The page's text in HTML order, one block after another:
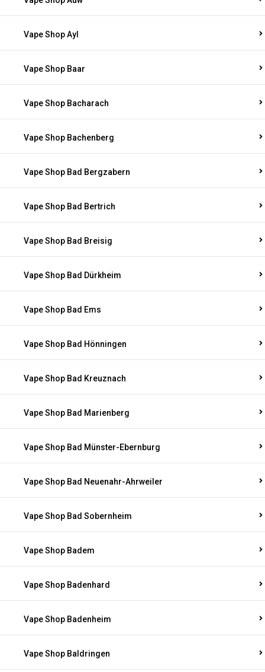
Vape Shop Ayl
Vape Shop Baar
Vape Shop Bacharach
Vape Shop Bachenberg
Vape Shop Bad Bergzabern
Vape Shop Bad Bertrich
Vape Shop Bad Breisig
Vape Shop Bad Dürkheim
Vape Shop Bad Ems
Vape Shop Bad Hönningen
Vape Shop Bad Kreuznach
Vape Shop Bad Marienberg
Vape Shop Bad Münster-Ebernburg
Vape Shop Bad Neuenahr-Ahrweiler
Vape Shop Bad Sobernheim
Vape Shop Badem
Vape Shop Badenhard
Vape Shop Badenheim
Vape Shop Baldringen